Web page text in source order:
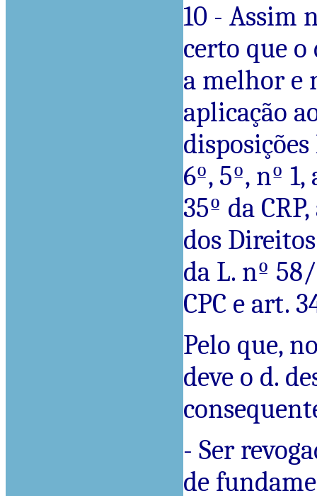
10 - Assim
certo que
a melhor e
aplicação
6º, 5º, nº
35º da
dos
da L. nº
CPC e art.
Pelo que,
deve o d.
- Ser
de